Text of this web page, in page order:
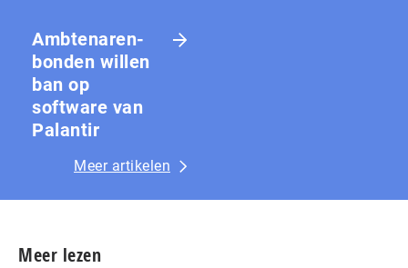
Amb­te­na­ren­
bon­den willen
ban op
software van
Palantir
Meer artikelen
Meer lezen